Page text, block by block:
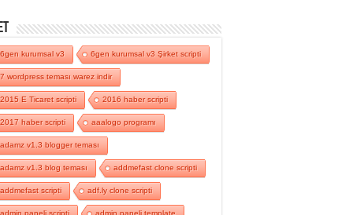
6gen kurumsal v3 6gen kurumsal v3 Şirket scripti
7 wordpress teması warez indir
2015 E Ticaret scripti 2016 haber scripti
2017 haber scripti aaalogo programı
adamz v1.3 blogger teması
adamz v1.3 blog teması addmefast clone scripti
addmefast scripti adf.ly clone scripti
admin paneli scripti admin paneli template